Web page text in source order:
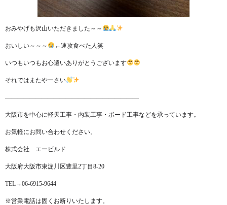
おみやげも沢山いただきました～～
おいしい～～～ ←速攻食べた人笑
いつもいつもお心遣いありがとうございます
それではまたやーさい
——————————————————————
大阪市を中心に軽天工事・内装工事・ボード工事などを承っています。
お気軽にお問い合わせください。
株式会社 エービルド
大阪府大阪市東淀川区豊里2丁目8-20
TEL→06-6915-9644
※営業電話は固くお断りいたします。